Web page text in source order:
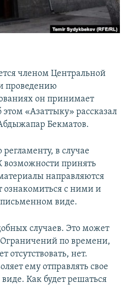
членом Центральной
проведению
он принимает
этом «Азаттыку» рассказал
Бекматов.
регламенту, в случае
возможности принять
направляются
ознакомиться с ними и
письменном виде.
случаев. Это может
по времени,
отсутствовать, нет.
ему отправлять свое
Как будет решаться